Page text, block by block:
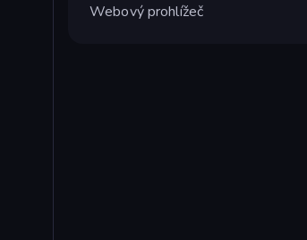
Webový prohlížeč